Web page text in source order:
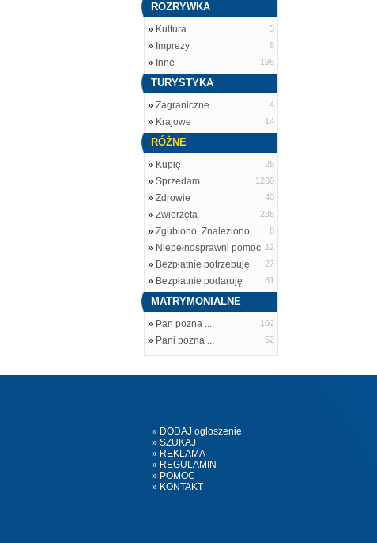
ROZRYWKA
» Kultura 3
» Imprezy 8
» Inne 195
TURYSTYKA
» Zagraniczne 4
» Krajowe 14
RÓŻNE
» Kupię 26
» Sprzedam 1260
» Zdrowie 40
» Zwierzęta 235
» Zgubiono, Znaleziono 8
» Niepełnosprawni pomoc 12
» Bezpłatnie potrzebuję 27
» Bezpłatnie podaruję 61
MATRYMONIALNE
» Pan pozna ... 102
» Pani pozna ... 52
» DODAJ ogloszenie
» SZUKAJ
» REKLAMA
» REGULAMIN
» POMOC
» KONTAKT